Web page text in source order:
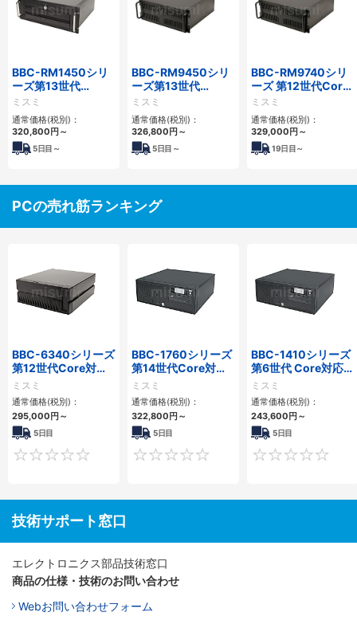
BBC-RM1450シリ
ーズ第13世代
Core・12世代
Celeron対応ラック
マウント4PCIe
ミスミ
通常価格(税別)：
320,800円～
5日目～
BBC-RM9450シリ
ーズ第13世代
Core・12世代
Celeron対応ラック
マウント4PCIe
ミスミ
通常価格(税別)：
326,800円～
5日目～
BBC-RM9740シリ
ーズ 第12世代Core
対応ラックマウント
FAPC4PCI・3PCIe
ミスミ
通常価格(税別)：
329,000円～
19日目～
PCの売れ筋ランキング
BBC-6340シリーズ
第12世代Core対応
小型フロアマウント
PC2PCI/2PCIe
ミスミ
通常価格(税別)：
295,000円～
5日目
0
BBC-1760シリーズ
第14世代Core対応
小型フロアマウント
3PCIe
ミスミ
通常価格(税別)：
322,800円～
5日目
0
BBC-1410シリーズ
第6世代 Core対応フ
ロアマウントFAPC
3PCI・3PCIe
ミスミ
通常価格(税別)：
243,600円～
5日目
技術サポート窓口
エレクトロニクス部品技術窓口
商品の仕様・技術のお問い合わせ
Webお問い合わせフォーム